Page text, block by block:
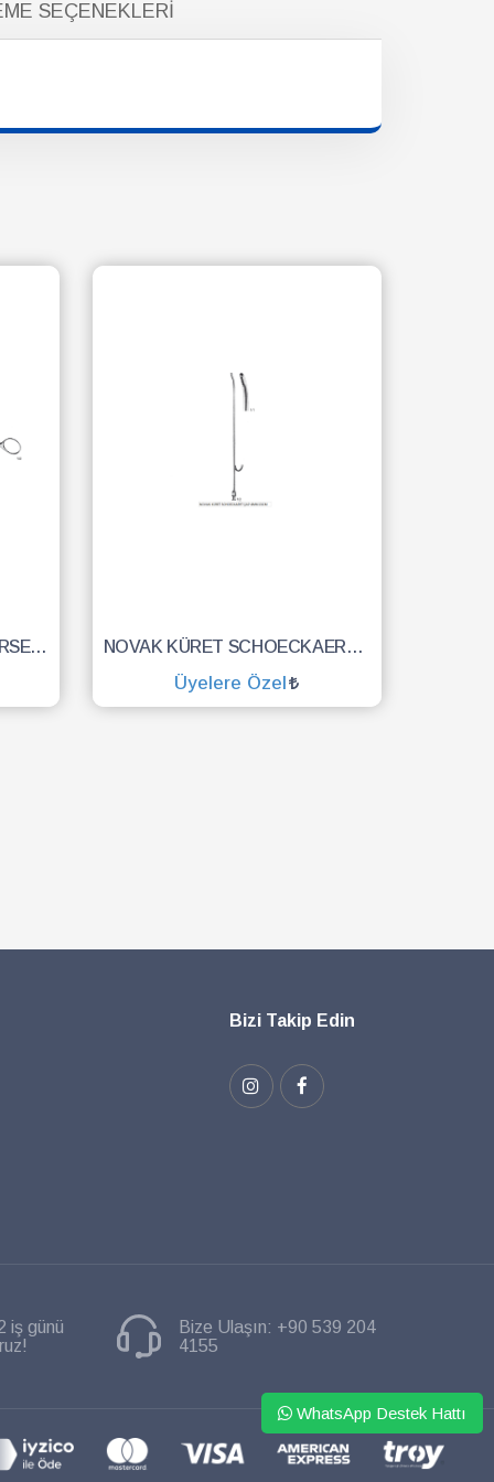
SEÇENEKLERI
SCHUMACHER BİYOPSİ FORSEPS BÜYÜK AĞIZ 24 CM NOVAK KÜRET SCHOECKAERT ÇAP 4MM 23CM
Üyelere Özel
Bizi Takip Edin
iş günü
Bize Ulaşın: +90 539 204
4155
WhatsApp Destek Hattı